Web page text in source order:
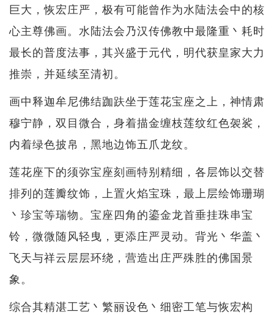
巨大，恢宏庄严，极有可能曾作为水陆法会中的核
心主尊佛画。水陆法会乃汉传佛教中最隆重丶耗时
最长的普度法事，其兴盛于元代，明代获皇家大力
推崇，并延续至清初。
画中释迦牟尼佛结跏趺坐于莲花宝座之上，神情肃
穆宁静，双目微合，身着描金缠枝莲纹红色袈裟，
内着绿色披帛，黑地边饰五爪龙纹。
莲花座下的须弥宝座刻画特别精细，各层饰以交替
排列的莲瓣纹饰，上置火焰宝珠，最上层绘饰珊瑚
丶珍宝等瑞物。宝座四角的鎏金龙首垂挂珠串宝
铃，微微随风轻曳，更添庄严灵动。背光丶华盖丶
飞天与祥云层层环绕，营造出庄严殊胜的佛国景
象。
综合其精湛工艺丶繁丽设色丶细密工笔与恢宏构